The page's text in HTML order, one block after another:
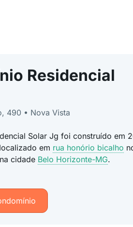
Residencial
490 • Nova Vista
Solar Jg foi construído em
em rua honório bicalho
cidade Belo Horizonte-MG.